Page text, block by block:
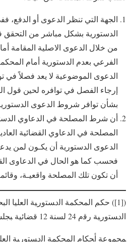
الجهة التي تنظر الدعوى أو
الدستورية بشكل مباشر من
من خلال الدعوى الاصلية المقامة
الفرعي بعدم الدستورية أمام
الدعوى الموضوعية لا يعد فصلاً
إرجاء الفصل في توافره لحين قول
بشأن توافر شروط الدعوى
أن شرط المصلحة في الدعاوي
المصلحة في الدعاوي القضائية
الدعوى الدستورية أن يكـون لمن
فحسب كما هو الحال في الدعاوى
أن تكون تلك المصلحة واقعيـة،
([1]) حكم ﺍﻟﻤﺤﻜﻤﺔ ﺍﻟﺩﺴﺘﻭﺭﻴﺔ ﺍﻟﻌﻠﻴﺎ
ﺍﻟﺩﺴﺘﻭﺭﻴﺔ ﺭﻗﻡ 24 لسنة 12 قضائية ﺒﺠﻠﺴﺔ 01/01/1994م.